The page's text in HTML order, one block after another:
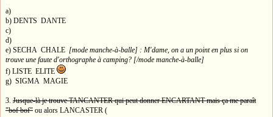
a)
b) DENTS DANTE
c)
d)
e) SECHA CHALE [mode manche-à-balle] : M'dame, on a un point en plus si on
trouve une faute d'orthographe à camping? [/mode manche-à-balle]
f) LISTE ELITE
g) SIGMA MAGIE
3. Jusque-là je trouve TANCANTER qui peut donner ENCARTANT mais ça me paraît
"bof bof" ou alors LANCASTER (